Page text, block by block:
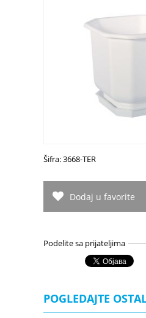
Šifra: 3668-TER
Dodaj u favorite
Podelite sa prijateljima
POGLEDAJTE